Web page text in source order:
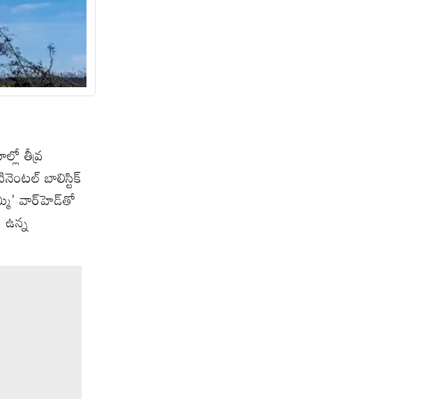
తీవ్ర
బాలిస్టిక్
వార్‌హెడ్‌తో